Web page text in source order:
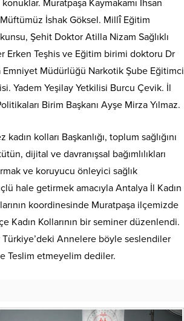
Muratpaşa Kaymakamı İhsan
İshak Göksel. Millî Eğitim
Şehit Doktor Atilla Nizam Sağlıklı
Erken Teşhis ve Eğitim birimi doktoru Dr
Emniyet Müdürlüğü Narkotik Şube Eğitimci
Yadem Yeşilay Yetkilisi Burcu Çevik. İl
Birim Başkanı Ayşe Mirza Yılmaz.
kolları Başkanlığı, toplum sağlığını
dijital ve davranışsal bağımlılıkları
ve koruyucu önleyici sağlık
hale getirmek amacıyla Antalya İl Kadın
koordinesinde Muratpaşa ilçemizde
Kadın Kollarının bir seminer düzenlendi.
Annelere böyle seslendiler
Teslim etmeyelim dediler.